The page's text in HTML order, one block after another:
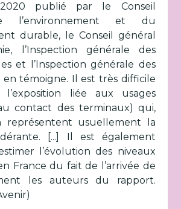
publié par le Conseil
l’environnement et du
durable, le Conseil général
l’Inspection générale des
et l’Inspection générale des
en témoigne. Il est très difficile
liée aux usages
au contact des terminaux) qui,
représentent usuellement la
[...] Il est également
l’évolution des niveaux
France du fait de l’arrivée de
les auteurs du rapport.